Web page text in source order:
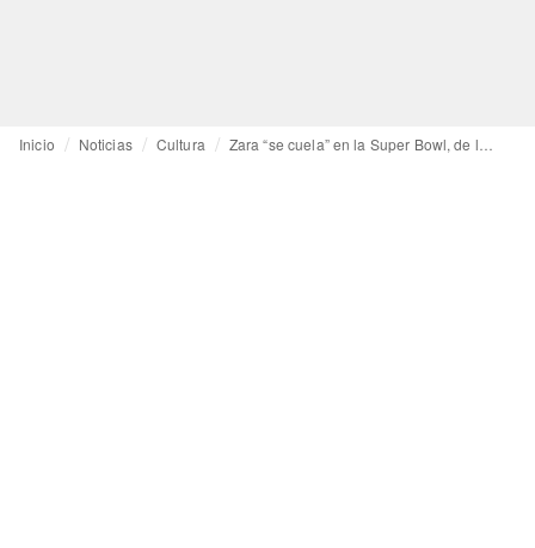
Inicio Noticias Cultura